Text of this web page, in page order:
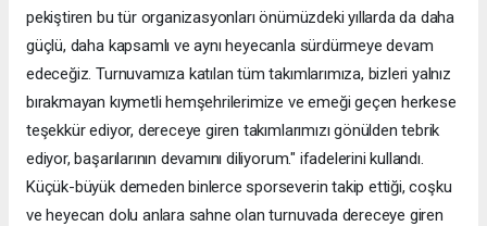
pekiştiren bu tür organizasyonları önümüzdeki yıllarda da daha
güçlü, daha kapsamlı ve aynı heyecanla sürdürmeye devam
edeceğiz. Turnuvamıza katılan tüm takımlarımıza, bizleri yalnız
bırakmayan kıymetli hemşehrilerimize ve emeği geçen herkese
teşekkür ediyor, dereceye giren takımlarımızı gönülden tebrik
ediyor, başarılarının devamını diliyorum." ifadelerini kullandı.
Küçük-büyük demeden binlerce sporseverin takip ettiği, coşku
ve heyecan dolu anlara sahne olan turnuvada dereceye giren